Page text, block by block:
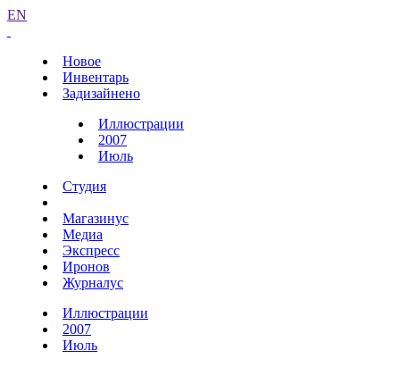
EN
Новое
Инвентарь
Задизайнено
Иллюстрации
2007
Июль
Студия
Магазинус
Медиа
Экспресс
Иронов
Журналус
Иллюстрации
2007
Июль